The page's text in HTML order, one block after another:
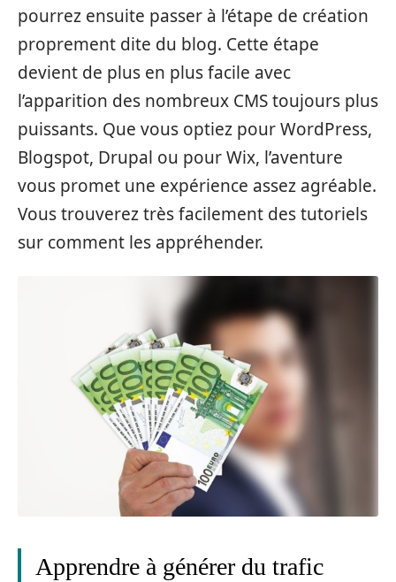
pourrez ensuite passer à l’étape de création
proprement dite du blog. Cette étape
devient de plus en plus facile avec
l’apparition des nombreux CMS toujours plus
puissants. Que vous optiez pour WordPress,
Blogspot, Drupal ou pour Wix, l’aventure
vous promet une expérience assez agréable.
Vous trouverez très facilement des tutoriels
sur comment les appréhender.
Apprendre à générer du trafic